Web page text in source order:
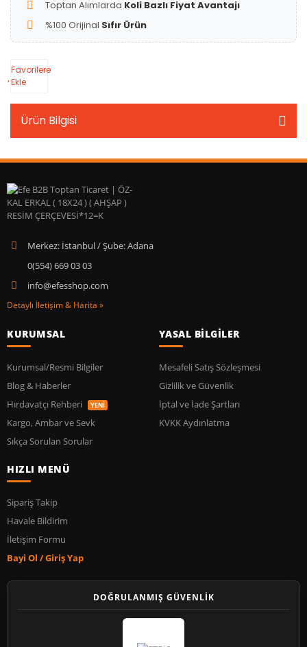
Toptan Alımlarda Koli Bazlı Fiyat Avantajı
%100 Orijinal Sıfır Ürün
Favorilere
Ekle
Ürün Bilgisi
Merkez: İstanbul / Şube: Adana
0(554) 669 03 03
info@efesshop.com
Detaylı İletişim & Harita »
KURUMSAL
Kurumsal/Resmi Bilgiler
Blog & Haberler
Hırdavatçı Rehberi
YENİ
Kargo, Ambar ve Sevk
Sıkça Sorulan Sorular
YASAL BİLGİLER
Mesafeli Satış Sözleşmesi
Gizlilik ve Güvenlik
İptal ve İade Şartları
KVKK Aydınlatma
HIZLI MENÜ
Sipariş Takip
Havale Bildirim
İletişim Formu
Bayi Ol / Giriş Yap
DOĞRULANMIŞ GÜVENLİK